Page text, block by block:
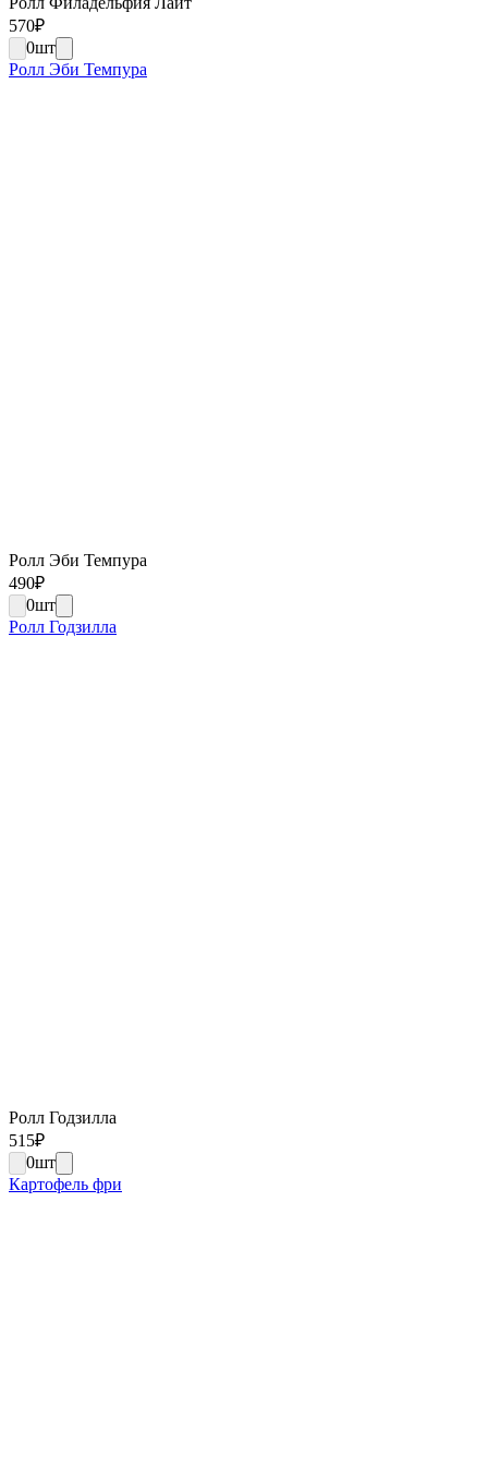
570₽
0шт
Ролл Эби Темпура
Ролл Эби Темпура
490₽
0шт
Ролл Годзилла
Ролл Годзилла
515₽
0шт
Картофель фри